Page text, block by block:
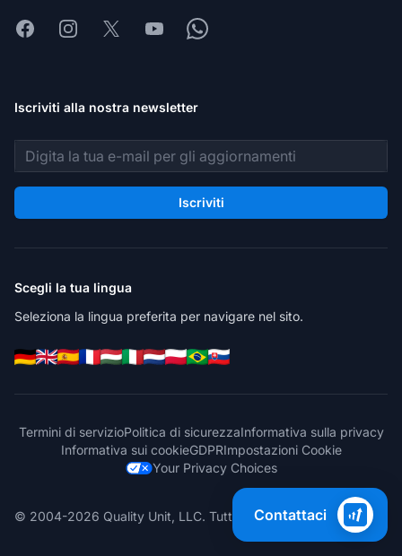
FacebookInstagram
X YoutubeWhatsapp
Iscriviti alla nostra newsletter
Indirizzo email
Iscriviti
Scegli la tua lingua
Seleziona la lingua preferita per navigare nel sito.
Termini di servizioPolitica di sicurezzaInformativa sulla privacy
Informativa sui cookieGDPRImpostazioni Cookie
Your Privacy Choices
© 2004-2026 Quality Unit, LLC. Tutti i diritti riservati.
Contattaci